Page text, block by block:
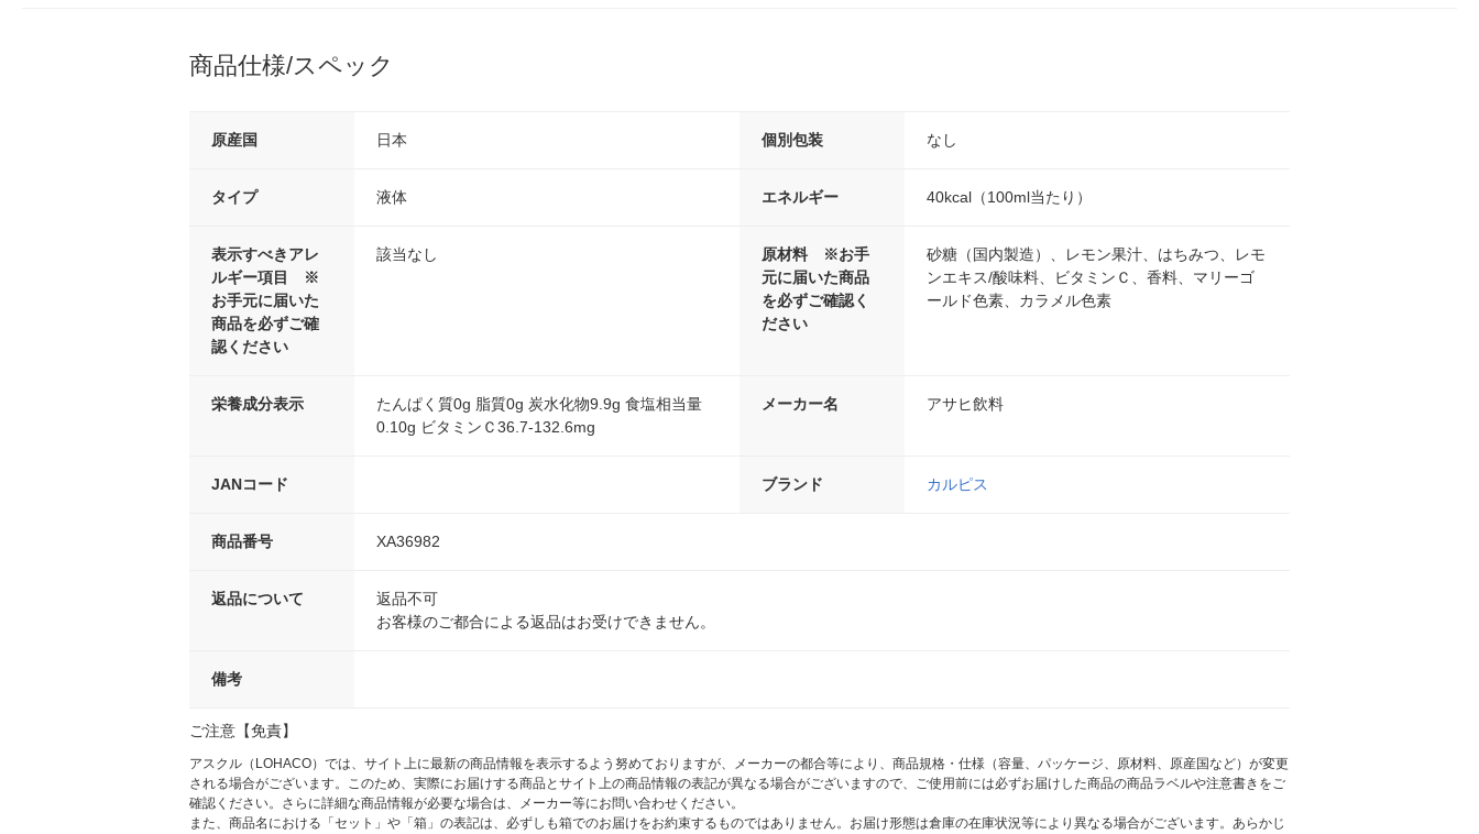
商品仕様/スペック
原産国 日本 個別包装 なし
タイプ 液体 エネルギー 40kcal（100ml当たり）
表示すべきアレ
ルギー項目 ※
お手元に届いた
商品を必ずご確
認ください
該当なし
原材料 ※お手
元に届いた商品
を必ずご確認く
ださい
砂糖（国内製造）、レモン果汁、はちみつ、レモ
ンエキス/酸味料、ビタミンＣ、香料、マリーゴ
ールド色素、カラメル色素
栄養成分表示
たんぱく質0g 脂質0g 炭水化物9.9g 食塩相当量
0.10g ビタミンＣ36.7-132.6mg
メーカー名 アサヒ飲料
JANコード ブランド カルピス
商品番号 XA36982
返品について
返品不可
お客様のご都合による返品はお受けできません。
備考
ご注意【免責】
アスクル（LOHACO）では、サイト上に最新の商品情報を表示するよう努めておりますが、メーカーの都合等により、商品規格・仕様（容量、パッケージ、原材料、原産国など）が変更
される場合がございます。このため、実際にお届けする商品とサイト上の商品情報の表記が異なる場合がございますので、ご使用前には必ずお届けした商品の商品ラベルや注意書きをご
確認ください。さらに詳細な商品情報が必要な場合は、メーカー等にお問い合わせください。
また、商品名における「セット」や「箱」の表記は、必ずしも箱でのお届けをお約束するものではありません。お届け形態は倉庫の在庫状況等により異なる場合がございます。あらかじ